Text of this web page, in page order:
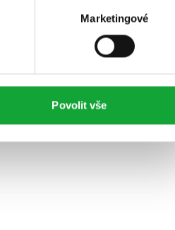
Marketingové
Povolit vše